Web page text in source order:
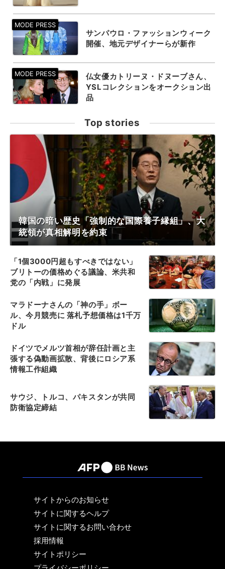
サンパウロ・ファッションウィーク
開催、地元デザイナーらが新作
仏女優カトリーヌ・ドヌーブさん、
YSLコレクションをオークション出
品
Top stories
韓国の暗い歴史「強制的な国際養子縁組」、大
統領が真相解明を約束
「1個3000円超もすべきではない」
ブリトーの価格めぐる議論、米共和
党の「内戦」に発展
マラドーナさんの「神の手」ボー
ル、今月競売に 落札予想価格は1千万
ドル
ドイツでメルツ首相が辞任計画と主
張する偽動画拡散、背後にロシア系
情報工作組織
サウジ、トルコ、パキスタンが共同
防衛協定締結
サイトからのお知らせ
サイトに関するヘルプ
サイトに関するお問い合わせ
採用情報
サイトポリシー